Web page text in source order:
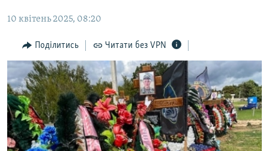
Перейти
пошукуІНТЕРВ'Ю
ВСЕ ЗА ДЕНЬ
СПЕЦПРОЕКТИ
ДЕПОРТАЦІЯ
ВІДЕОУРОКИ «ELIFBE»
ЯК ОБІЙТИ БЛОКУВАННЯ
Русский
10 квітень 2025, 08:20
Поділитись Читати без VPN